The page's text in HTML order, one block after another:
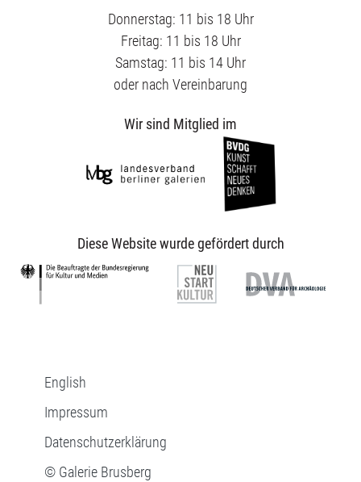
Donnerstag: 11 bis 18 Uhr
Freitag: 11 bis 18 Uhr
Samstag: 11 bis 14 Uhr
oder nach Vereinbarung
Wir sind Mitglied im
Diese Website wurde gefördert durch
English
Impressum
Datenschutzerklärung
© Galerie Brusberg